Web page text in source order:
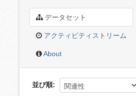
データセット
アクティビティストリーム
About
並び順